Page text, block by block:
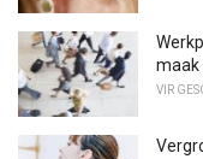
maak
VIR